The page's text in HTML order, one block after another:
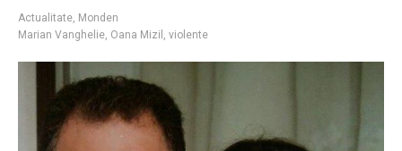
Actualitate, Monden
Marian Vanghelie, Oana Mizil , violente